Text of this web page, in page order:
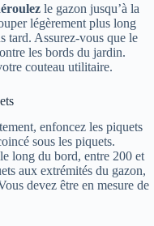
le gazon jusqu’à la
légèrement plus long
tard. Assurez-vous que le
les bords du jardin.
couteau utilitaire.
enfoncez les piquets
sous les piquets.
long du bord, entre 200 et
aux extrémités du gazon,
devez être en mesure de